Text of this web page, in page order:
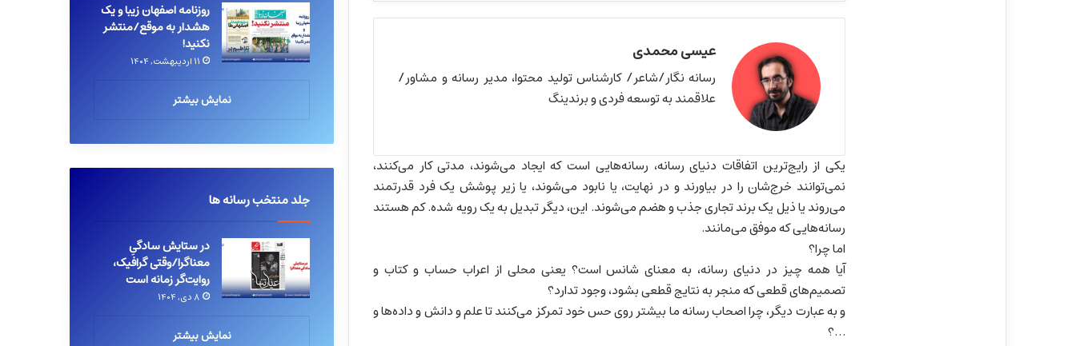
عیسی محمدی
رسانه نگار/شاعر/ کارشناس تولید محتوا، مدیر رسانه و مشاور/
علاقمند به توسعه فردی و برندینگ
یکی از رایج‌ترین اتفاقات دنیای رسانه، رسانه‌هایی است که ایجاد می‌شوند، مدتی کار می‌کنند،
نمی‌توانند خرج‌شان را در بیاورند و در نهایت، یا نابود می‌شوند، یا زیر پوشش یک فرد قدرتمند
می‌روند یا ذیل یک برند تجاری جذب و هضم می‌شوند. این، دیگر تبدیل به یک رویه شده. کم هستند
رسانه‌هایی که موفق می‌مانند.
اما چرا؟
آیا همه چیز در دنیای رسانه، به معنای شانس است؟ یعنی محلی از اعراب حساب و کتاب و
تصمیم‌های قطعی که منجر به نتایج قطعی بشود، وجود تدارد؟
و به عبارت دیگر، چرا اصحاب رسانه ما بیشتر روی حس خود تمرکز می‌کنند تا علم و دانش و داده‌ها و
…؟
روزنامه اصفهان زیبا و یک
هشدار به موقع/منتشر
نکنید!
۱۱ اردیبهشت, ۱۴۰۴
نمایش بیشتر
جلد منتخب رسانه ها
در ستایش سادگیِ
معناگرا/وقتی گرافیک،
روایت‌گر زمانه است
۸ دی, ۱۴۰۴
نمایش بیشتر